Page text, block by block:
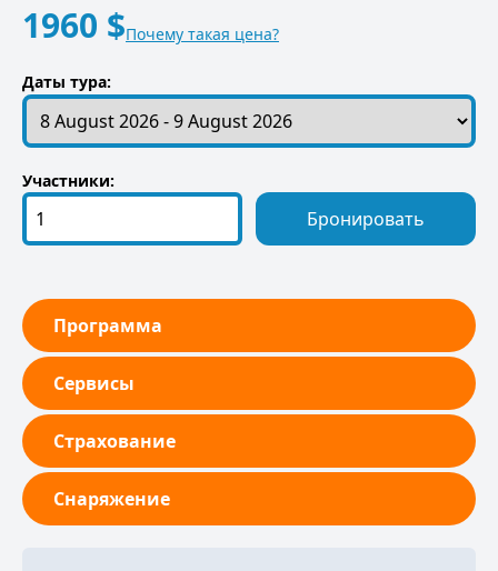
1960 $Почему такая цена?
Даты тура:
Участники:
Бронировать
Программа
Сервисы
Страхование
Снаряжение